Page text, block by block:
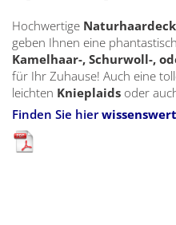
Hochwertige
geben Ihnen eine
Kamelhaar-, Schurwoll-,
für Ihr Zuhause! Auch eine
leichten Knieplaids oder
Finden Sie hier